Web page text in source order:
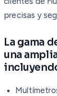
precisas y
La gama
una